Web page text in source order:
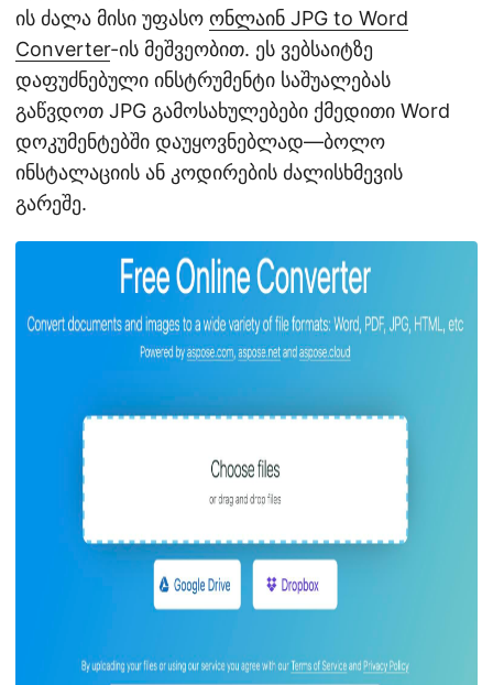
ის ძალა მისი უფასო ონლაინ JPG to Word
Converter-ის მეშვეობით. ეს ვებსაიტზე
დაფუძნებული ინსტრუმენტი საშუალებას
გაწვდოთ JPG გამოსახულებები ქმედითი Word
დოკუმენტებში დაუყოვნებლად—ბოლო
ინსტალაციის ან კოდირების ძალისხმევის
გარეშე.